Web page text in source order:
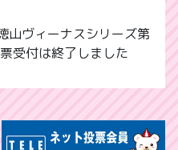
山ヴィーナスシリーズ第
受付は終了しました